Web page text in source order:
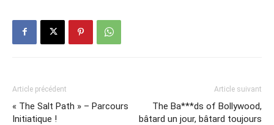
Article précédent
« The Salt Path » – Parcours
Initiatique !
Article suivant
The Ba***ds of Bollywood,
bâtard un jour, bâtard toujours